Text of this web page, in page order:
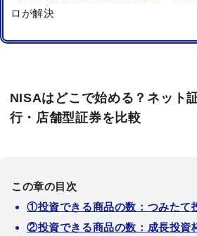
ロが解決
NISAはどこで始める？ネット
行・店舗型証券を比較
この章の目次
①投資できる商品の数：つみたて
②投資できる商品の数：成長投資